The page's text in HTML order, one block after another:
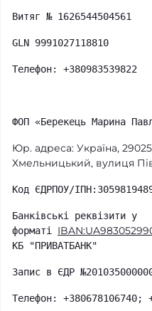
Витяг № 1626544504561
GLN 9991027118810
Телефон: +380983539822
ФОП «Берекець Марина
Юр. адреса: Україна,
Хмельницький, вулиця
Код ЄДРПОУ/
Банківські реквізити у
форматі
КБ "ПРИВАТБАНК"
Запис в ЄДР
Телефон: +380678106740;